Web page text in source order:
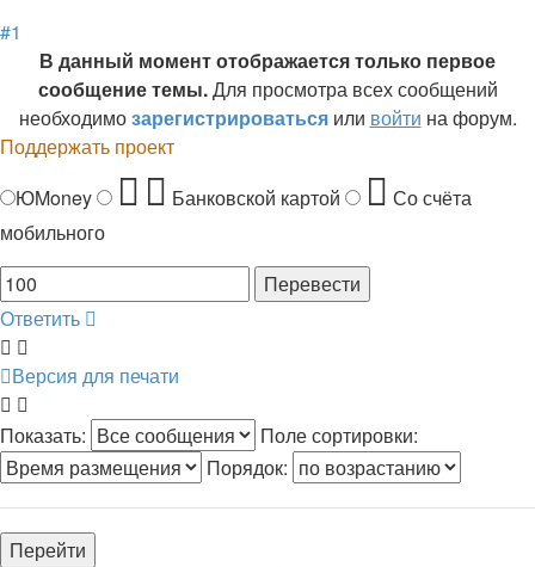
#1
В данный момент отображается только первое
сообщение темы.Для просмотра всех сообщений
необходимозарегистрироватьсяили войти на форум.
Поддержать проект
ЮMoney
Банковской картой
Со счёта
мобильного
Ответить
Версия для печати
Показать:
Поле сортировки:
Порядок: